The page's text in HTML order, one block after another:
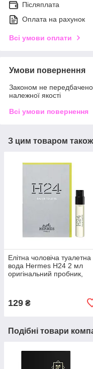
Післяплата
Оплата на рахунок
Всі умови оплати
Умови повернення
Законом не
належної якості
Всі умови повернення
З цим товаром
Елітна чоловіча туалетна
вода Hermes H24 2 мл
оригінальний пробник,
129 ₴
Подібні товари